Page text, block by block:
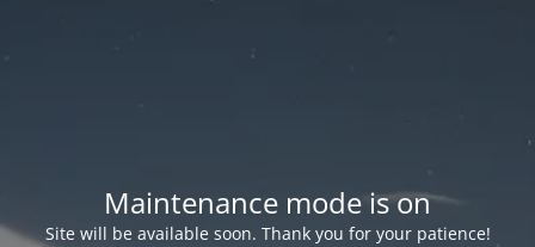
Maintenance mode is on
Site will be available soon. Thank you for your patience!